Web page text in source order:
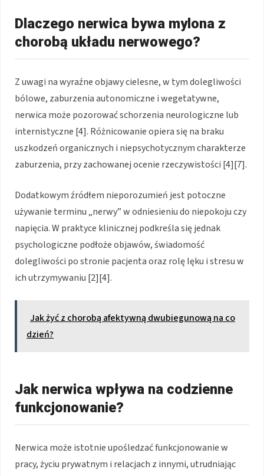
Dlaczego nerwica bywa mylona z
chorobą układu nerwowego?
Z uwagi na wyraźne objawy cielesne, w tym dolegliwości
bólowe, zaburzenia autonomiczne i wegetatywne,
nerwica może pozorować schorzenia neurologiczne lub
internistyczne [4]. Różnicowanie opiera się na braku
uszkodzeń organicznych i niepsychotycznym charakterze
zaburzenia, przy zachowanej ocenie rzeczywistości [4][7].
Dodatkowym źródłem nieporozumień jest potoczne
używanie terminu „nerwy” w odniesieniu do niepokoju czy
napięcia. W praktyce klinicznej podkreśla się jednak
psychologiczne podłoże objawów, świadomość
dolegliwości po stronie pacjenta oraz rolę lęku i stresu w
ich utrzymywaniu [2][4].
Jak żyć z chorobą afektywną dwubiegunową na co
dzień?
Jak nerwica wpływa na codzienne
funkcjonowanie?
Nerwica może istotnie upośledzać funkcjonowanie w
pracy, życiu prywatnym i relacjach z innymi, utrudniając